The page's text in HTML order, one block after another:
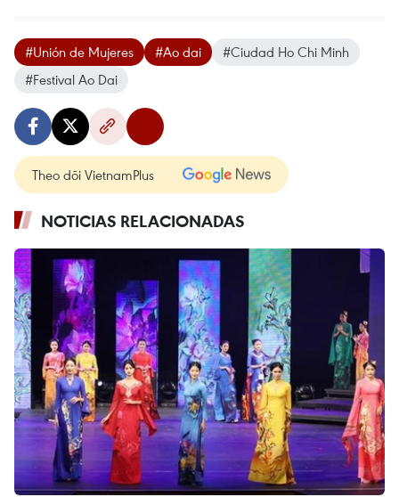
#Unión de Mujeres #Ao dai
#Ciudad Ho Chi Minh
#Festival Ao Dai
Theo dõi VietnamPlus
NOTICIAS RELACIONADAS